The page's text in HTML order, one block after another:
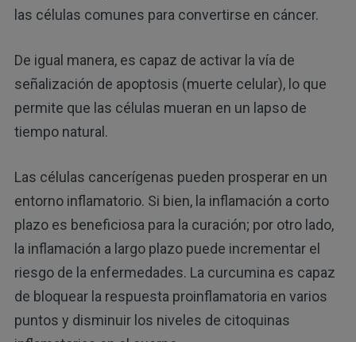
las células comunes para convertirse en cáncer.
De igual manera, es capaz de activar la vía de
señalización de apoptosis (muerte celular), lo que
permite que las células mueran en un lapso de
tiempo natural.
Las células cancerígenas pueden prosperar en un
entorno inflamatorio. Si bien, la inflamación a corto
plazo es beneficiosa para la curación; por otro lado,
la inflamación a largo plazo puede incrementar el
riesgo de la enfermedades. La curcumina es capaz
de bloquear la respuesta proinflamatoria en varios
puntos y disminuir los niveles de citoquinas